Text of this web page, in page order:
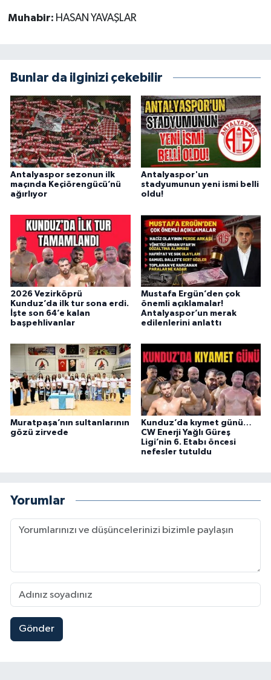
Muhabir: HASAN YAVAŞLAR
Bunlar da ilginizi çekebilir
Antalyaspor sezonun ilk
maçında Keçiörengücü’nü
ağırlıyor
Antalyaspor'un
stadyumunun yeni ismi belli
oldu!
2026 Vezirköprü
Kunduz’da ilk tur sona erdi.
İşte son 64’e kalan
başpehlivanlar
Mustafa Ergün’den çok
önemli açıklamalar!
Antalyaspor’un merak
edilenlerini anlattı
Muratpaşa’nın sultanlarının
gözü zirvede
Kunduz’da kıymet günü…
CW Enerji Yağlı Güreş
Ligi’nin 6. Etabı öncesi
nefesler tutuldu
Yorumlar
Gönder